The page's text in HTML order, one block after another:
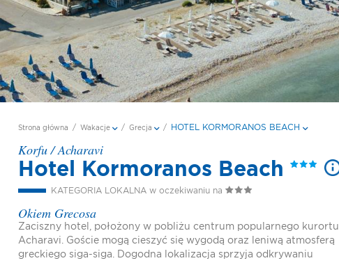
Strona główna / Wakacje / Grecja / HOTEL KORMORANOS BEACH
Korfu/Acharavi
Hotel Kormoranos Beach
KATEGORIA LOKALNA w oczekiwaniu na
Okiem Grecosa
Zaciszny hotel, położony w pobliżu centrum popularnego kurortu
Acharavi. Goście mogą cieszyć się wygodą oraz leniwą atmosferą
greckiego siga-siga. Dogodna lokalizacja sprzyja odkrywaniu